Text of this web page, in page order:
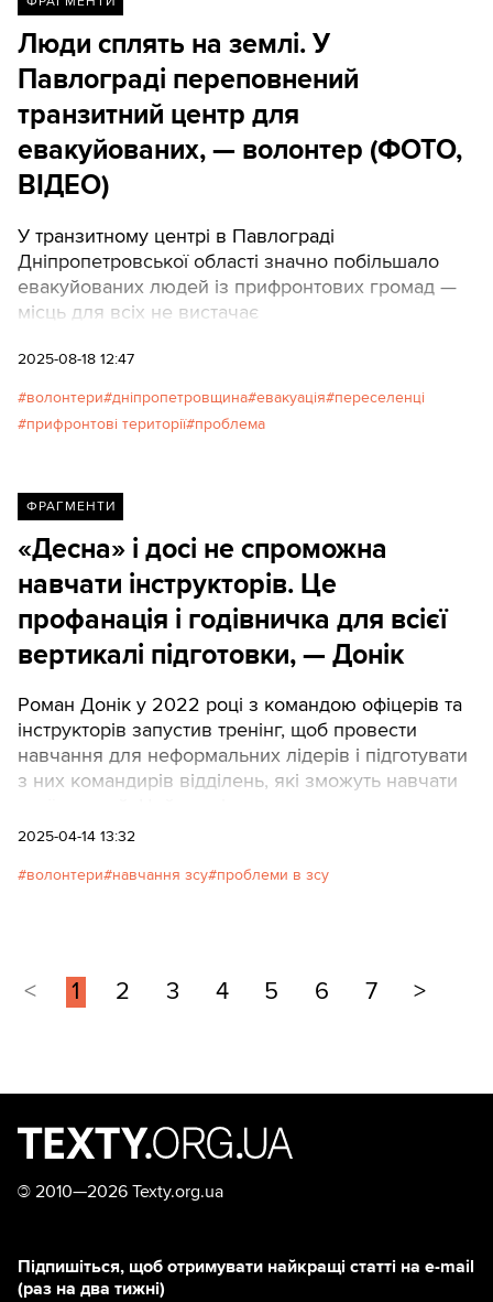
Люди сплять на землі. У
Павлограді переповнений
транзитний центр для
евакуйованих, — волонтер (ФОТО,
ВІДЕО)
У транзитному центрі в Павлограді
Дніпропетровської області значно побільшало
евакуйованих людей із прифронтових громад —
місць для всіх не вистачає
2025-08-18 12:47
волонтери дніпропетровщина евакуація переселенці
прифронтові території проблема
ФРАГМЕНТИ
«Десна» і досі не спроможна
навчати інструкторів. Це
профанація і годівничка для всієї
вертикалі підготовки, — Донік
Роман Донік у 2022 році з командою офіцерів та
інструкторів запустив тренінг, щоб провести
навчання для неформальних лідерів і підготувати
з них командирів відділень, які зможуть навчати
створення 151-го навчального центру ЗСУ. Донік
волонтерському навчальному центру вдається
«Десна»
2025-04-14 13:32
волонтери навчання зсу проблеми в зсу
< 1 2 3 4 5 6 7 >
© 2010—2026 Texty.org.ua
Підпишіться, щоб отримувати найкращі статті на e-mail
(раз на два тижні)